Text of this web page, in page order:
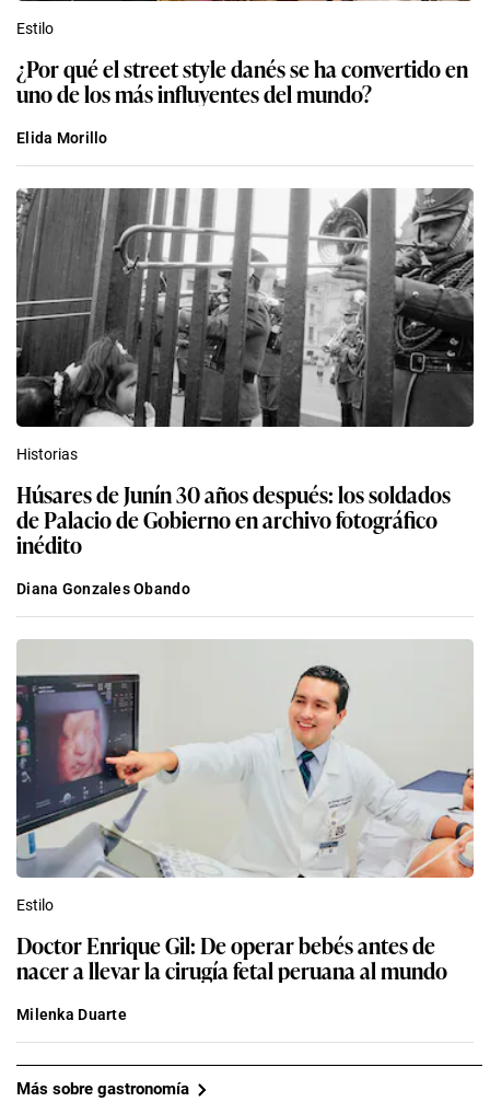
Estilo
¿Por qué el street style danés se ha convertido en
uno de los más influyentes del mundo?
Elida Morillo
Historias
Húsares de Junín 30 años después: los soldados
de Palacio de Gobierno en archivo fotográfico
inédito
Diana Gonzales Obando
Estilo
Doctor Enrique Gil: De operar bebés antes de
nacer a llevar la cirugía fetal peruana al mundo
Milenka Duarte
Más sobre gastronomía